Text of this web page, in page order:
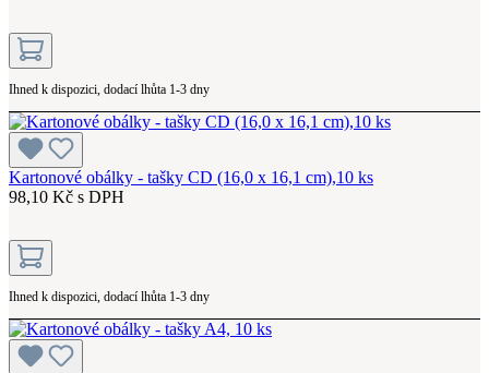
Ihned k dispozici, dodací lhůta 1-3 dny
Kartonové obálky - tašky CD (16,0 x 16,1 cm),10 ks
98,10 Kč s DPH
Ihned k dispozici, dodací lhůta 1-3 dny